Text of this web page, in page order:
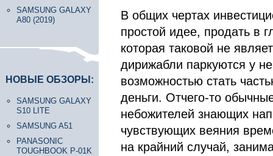
SAMSUNG GALAXY
A80 (2019)
НОВЫЕ ОБЗОРЫ:
SAMSUNG GALAXY
S10 LITE
SAMSUNG A51
PANASONIC
TOUGHBOOK P-01K
В общих чертах
простой идее, продать в
которая таковой не
дирижабли паркуются у
возможностью стать
деньги. Отчего-то
небожителей знающих
чувствующих веяния
на крайний случай,